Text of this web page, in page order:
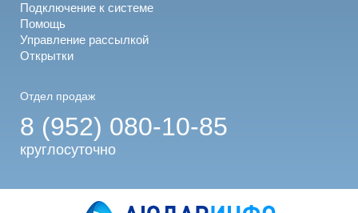
Подключение к системе
Помощь
Управление рассылкой
Открытки
Отдел продаж
8 (952) 080-10-85
круглосуточно